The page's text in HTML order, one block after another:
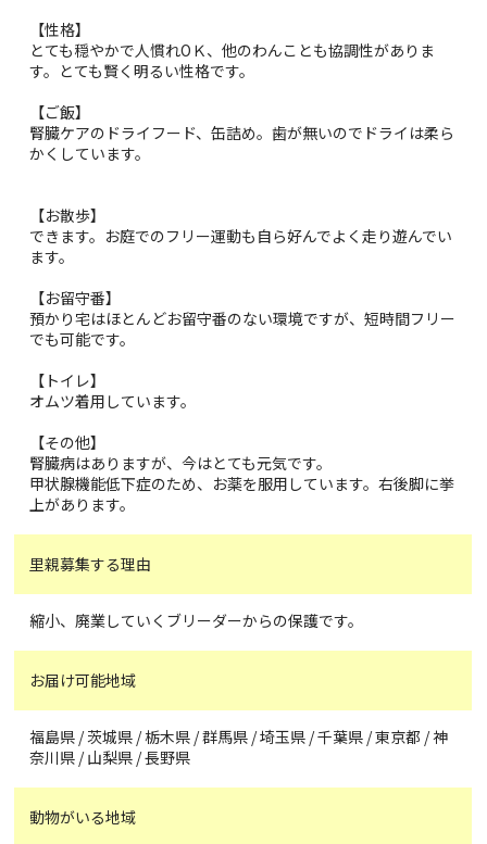
【性格】
とても穏やかで人慣れОＫ、他のわんことも協調性がありま
す。とても賢く明るい性格です。
【ご飯】
腎臓ケアのドライフード、缶詰め。歯が無いのでドライは柔ら
かくしています。
【お散歩】
できます。お庭でのフリー運動も自ら好んでよく走り遊んでい
ます。
【お留守番】
預かり宅はほとんどお留守番のない環境ですが、短時間フリー
でも可能です。
【トイレ】
オムツ着用しています。
【その他】
腎臓病はありますが、今はとても元気です。
甲状腺機能低下症のため、お薬を服用しています。右後脚に挙
上があります。
里親募集する理由
縮小、廃業していくブリーダーからの保護です。
お届け可能地域
福島県 / 茨城県 / 栃木県 / 群馬県 / 埼玉県 / 千葉県 / 東京都 / 神
奈川県 / 山梨県 / 長野県
動物がいる地域